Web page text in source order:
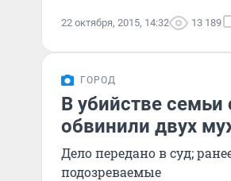
22 октября, 2015, 14:32 13 189
ГОРОД
В убийстве семьи
обвинили двух
Дело передано в суд;
подозреваемые